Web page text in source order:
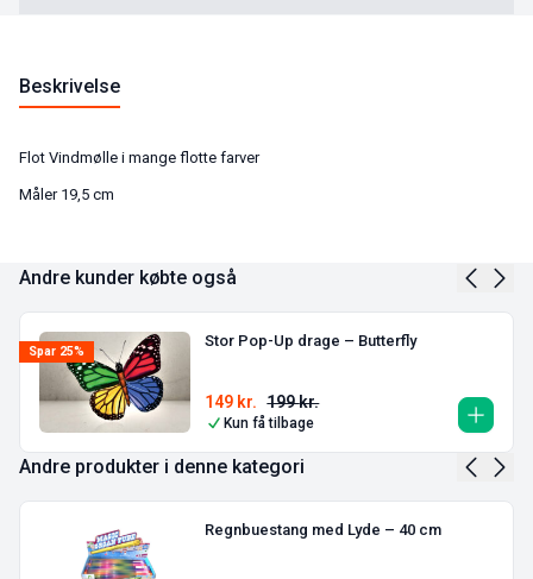
Beskrivelse
Flot Vindmølle i mange flotte farver
Måler 19,5 cm
Andre kunder købte også
Spar 25%
Stor Pop-Up drage – Butterfly
199kr.
149 kr.
Kun få tilbage
Andre produkter i denne kategori
Regnbuestang med Lyde – 40 cm